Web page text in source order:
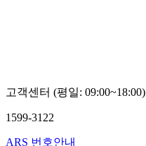
고객센터 (평일: 09:00~18:00)
1599-3122
ARS 번호안내